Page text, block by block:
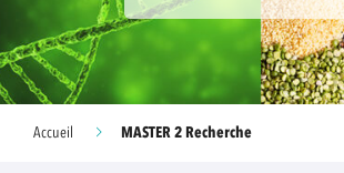
Accueil MASTER 2 Recherche